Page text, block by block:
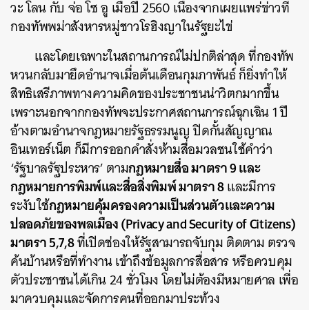
วะ โลน กับ จ่อ โซ อู เมื่อปี 2560 เนื่องจากเผยแพร่ข่าวที่
กองทัพพม่าสังหารหมู่ชาวโรฮิงญาในรัฐยะไข่
และโดยเฉพาะในสถานการณ์ไม่ปกติล่าสุด ที่กองทัพ
หวนกลับมายึดอำนาจเมื่อต้นเดือนกุมภาพันธ์ ก็ยิ่งทำให้
สิทธิเสรีภาพทางความคิดของประชาชนน่าวิตกมากขึ้น
เพราะนอกจากกองทัพจะประกาศสถานการณ์ฉุกเฉิน 1 ปี
อ้างตามอำนาจกฎหมายรัฐธรรมนูญ ปิดกั้นสัญญาณ
อินเทอร์เน็ต ก็มีการออกคำสั่งห้ามสื่อมวลชนใช้คำว่า
‘รัฐบาลรัฐประหาร’ ตามกฎหมายสื่อมาตรา 9 และ
กฎหมายการพิมพ์และสื่อสิ่งพิมพ์ มาตรา 8และมีการ
ระงับใช้กฎหมายคุ้มครองความเป็นส่วนตัวและความ
ปลอดภัยของพลเมือง (Privacy and Security of Citizens)
มาตรา 5,7,8ที่เปิดช่องให้รัฐสามารถจับกุม ติดตาม ตรวจ
ค้นบ้านหรือที่ทำงาน เข้าถึงข้อมูลการสื่อสาร หรือควบคุม
ตัวประชาชนได้เกิน 24 ชั่วโมง โดยไม่ต้องมีหมายศาล เพื่อ
มาควบคุมและจัดการคนที่ออกมาประท้วง